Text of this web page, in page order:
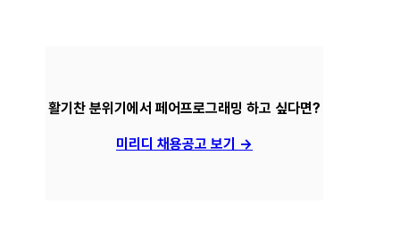
활기찬 분위기에서 페어프로그래밍 하고 싶다면?
미리디 채용공고 보기 →